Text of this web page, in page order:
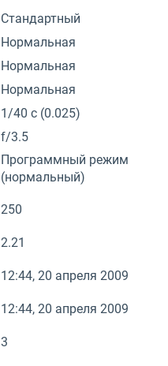
Стандартный
Нормальная
Нормальная
Нормальная
1/40 с (0.025)
f/3.5
Программный режим
(нормальный)
250
2.21
12:44, 20 апреля 2009
12:44, 20 апреля 2009
3